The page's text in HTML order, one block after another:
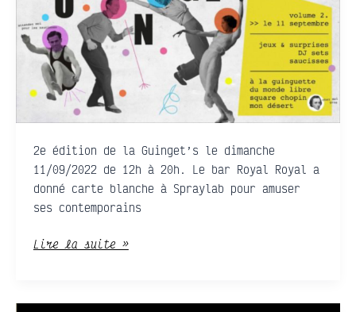
2e édition de la Guinget’s le dimanche
11/09/2022 de 12h à 20h. Le bar Royal Royal a
donné carte blanche à Spraylab pour amuser
ses contemporains
Lire la suite »